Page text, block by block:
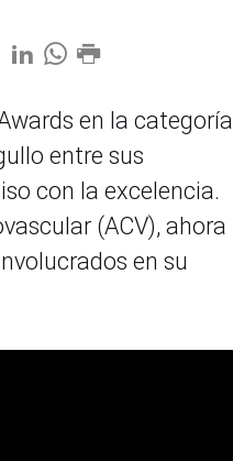
en la categoría
entre sus
con la excelencia.
(ACV), ahora
en su